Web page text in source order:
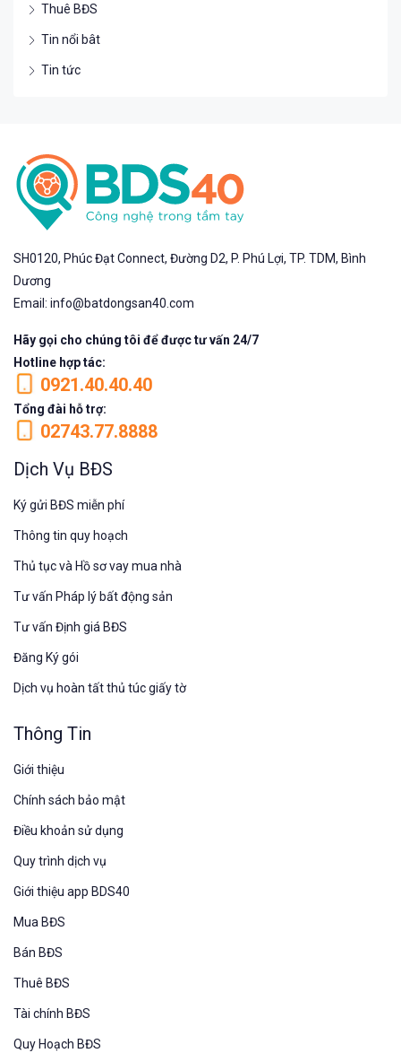
Thuê BĐS
Tin nổi bât
Tin tức
SH0120, Phúc Đạt Connect, Đường D2, P. Phú Lợi, TP. TDM, Bình
Dương
Email: info@batdongsan40.com
Hãy gọi cho chúng tôi để được tư vấn 24/7
Hotline hợp tác:
0921.40.40.40
Tổng đài hỗ trợ:
02743.77.8888
Dịch Vụ BĐS
Ký gửi BĐS miễn phí
Thông tin quy hoạch
Thủ tục và Hồ sơ vay mua nhà
Tư vấn Pháp lý bất động sản
Tư vấn Định giá BĐS
Đăng Ký gói
Dịch vụ hoàn tất thủ túc giấy tờ
Thông Tin
Giới thiệu
Chính sách bảo mật
Điều khoản sử dụng
Quy trình dịch vụ
Giới thiệu app BDS40
Mua BĐS
Bán BĐS
Thuê BĐS
Tài chính BĐS
Quy Hoạch BĐS